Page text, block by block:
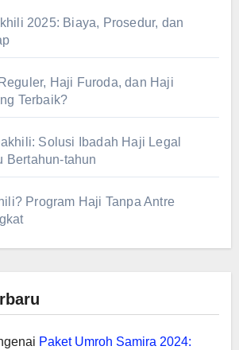
2025: Biaya, Prosedur, dan
Haji Furoda, dan Haji
Terbaik?
Solusi Ibadah Haji Legal
Bertahun-tahun
Program Haji Tanpa Antre
Paket Umroh Samira 2024: